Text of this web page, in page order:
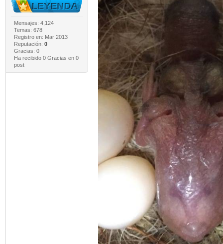
Mensajes: 4,124
Temas: 678
Registro en: Mar 2013
Reputación: 0
Gracias: 0
Ha recibido 0 Gracias en 0
post